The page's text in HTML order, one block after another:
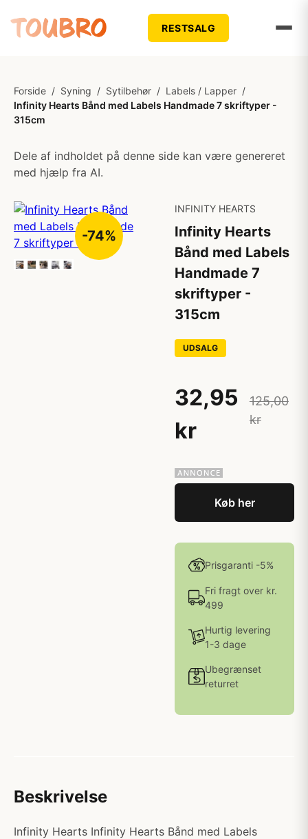
RESTSALG
Forside / Syning / Sytilbehør / Labels / Lapper /
Infinity Hearts Bånd med Labels Handmade 7 skriftyper -
315cm
Dele af indholdet på denne side kan være genereret
med hjælp fra AI.
-74%
INFINITY HEARTS
Infinity Hearts
Bånd med Labels
Handmade 7
skriftyper -
315cm
UDSALG
32,95
kr
125,00
kr
Køb her
Prisgaranti -5%
Fri fragt over kr.
499
Hurtig levering
1-3 dage
Ubegrænset
returret
Beskrivelse
Infinity Hearts Infinity Hearts Bånd med Labels